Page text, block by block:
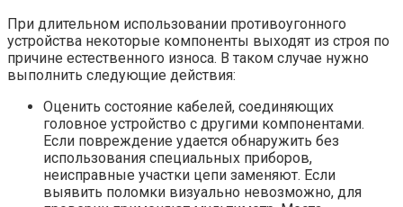
При длительном использовании противоугонного
устройства некоторые компоненты выходят из строя по
причине естественного износа. В таком случае нужно
выполнить следующие действия:
Оценить состояние кабелей, соединяющих
головное устройство с другими компонентами.
Если повреждение удается обнаружить без
использования специальных приборов,
неисправные участки цепи заменяют. Если
выявить поломки визуально невозможно, для